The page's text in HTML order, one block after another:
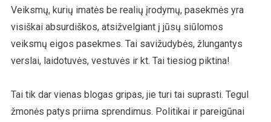
Veiksmų, kurių imatės be realių įrodymų, pasekmės yra
visiškai absurdiškos, atsižvelgiant į jūsų siūlomos
veiksmų eigos pasekmes. Tai savižudybės, žlungantys
verslai, laidotuvės, vestuvės ir kt. Tai tiesiog piktina!
Tai tik dar vienas blogas gripas, jie turi tai suprasti. Tegul
žmonės patys priima sprendimus. Politikai ir pareigūnai